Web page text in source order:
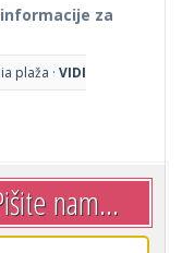
za
plaža · VIDI
nam...